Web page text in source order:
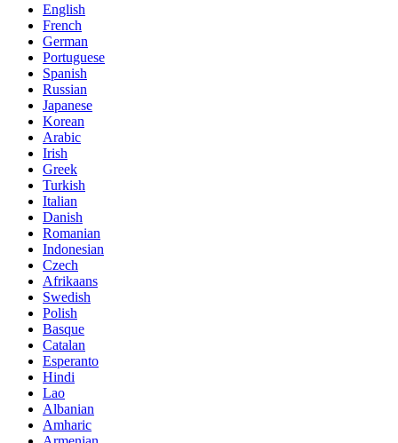
English
French
German
Portuguese
Spanish
Russian
Japanese
Korean
Arabic
Irish
Greek
Turkish
Italian
Danish
Romanian
Indonesian
Czech
Afrikaans
Swedish
Polish
Basque
Catalan
Esperanto
Hindi
Lao
Albanian
Amharic